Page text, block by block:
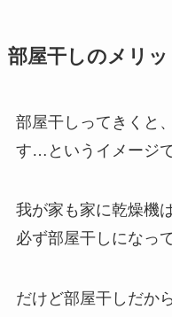
部屋干しのメリ
部屋干しってきくと
す…というイメージで
我が家も家に乾燥機
必ず部屋干しになっ
だけど部屋干しだか